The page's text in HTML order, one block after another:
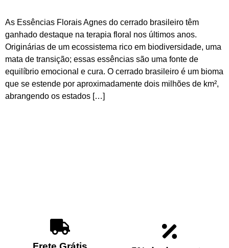
As Essências Florais Agnes do cerrado brasileiro têm
ganhado destaque na terapia floral nos últimos anos.
Originárias de um ecossistema rico em biodiversidade, uma
mata de transição; essas essências são uma fonte de
equilíbrio emocional e cura. O cerrado brasileiro é um bioma
que se estende por aproximadamente dois milhões de km²,
abrangendo os estados […]